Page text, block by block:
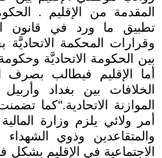
المقدمة من الإقليم .
تطبيق ما ورد في قانون
وقرارات المحكمة الاتحاديَّة
بين الحكومة الاتحاديَّة
أما الإقليم فيطالب
الخلافات بين بغداد
الموازنة الاتحادية."كما
أمر ولائي يلزم وزارة
والمتقاعدين وذوي الشهداء
الاجتماعية في الإقليم بشكل